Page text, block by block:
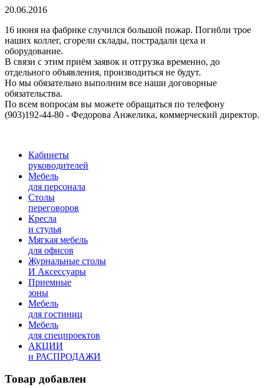
20.06.2016
16 июня на фабрике случился большой пожар. Погибли трое
наших коллег, сгорели склады, пострадали цеха и
оборудование.
В связи с этим приём заявок и отгрузка временно, до
отдельного объявления, производиться не будут.
Но мы обязательно выполним все наши договорные
обязательства.
По всем вопросам вы можете обращаться по телефону
(903)192-44-80 - Федорова Анжелика, коммерческий директор.
Кабинеты
руководителей
Мебель
для персонала
Столы
переговоров
Кресла
и стулья
Мягкая мебель
для офисов
Журнальные столы
И Аксессуары
Приемные
зоны
Мебель
для гостиниц
Мебель
для cпецпроектов
АКЦИИ
и РАСПРОДАЖИ
Товар добавлен